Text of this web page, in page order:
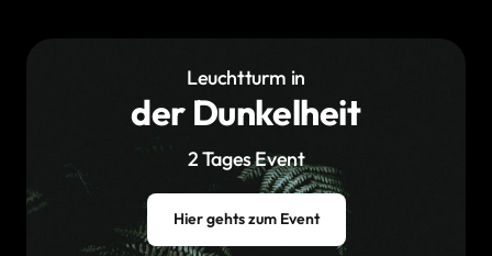
Leuchtturm in
‍der Dunkelheit
2 Tages Event
Hier gehts zum Event